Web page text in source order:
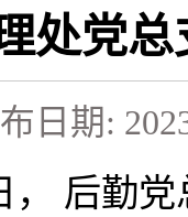
处党总
日期:
， 后勤